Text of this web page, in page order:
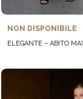
NON DISPONIBILE